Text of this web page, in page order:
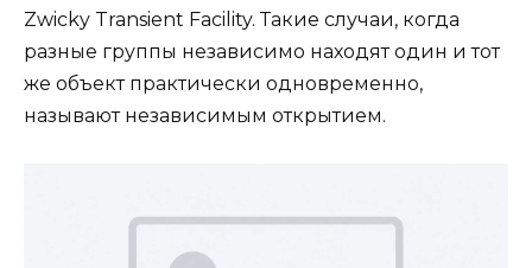
Zwicky Transient Facility. Такие случаи, когда
разные группы независимо находят один и тот
же объект практически одновременно,
называют независимым открытием.